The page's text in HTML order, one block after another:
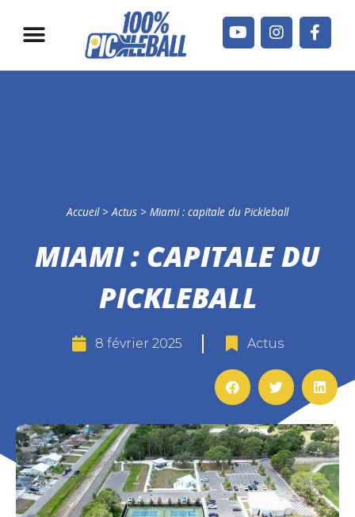
Accueil>Actus > Miami : capitale du Pickleball
MIAMI : CAPITALE DU
PICKLEBALL
8 février 2025 Actus